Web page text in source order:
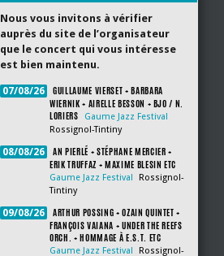
Nous vous invitons à vérifier
auprès du site de l’organisateur
que le concert qui vous intéresse
est bien maintenu.
07/08/26
GUILLAUME VIERSET + BARBARA
WIERNIK + AIRELLE BESSON + BJO / N.
LORIERS
Gaume Jazz Festival
Rossignol-Tintiny
08/08/26
AN PIERLÉ + STÉPHANE MERCIER +
ERIK TRUFFAZ + MAXIME BLESIN ETC
Gaume Jazz Festival
Rossignol-
Tintiny
09/08/26
ARTHUR POSSING + OZAIN QUINTET +
FRANÇOIS VAIANA + UNDER THE REEFS
ORCH. + HOMMAGE À E.S.T. ETC
Gaume Jazz Festival
Rossignol-